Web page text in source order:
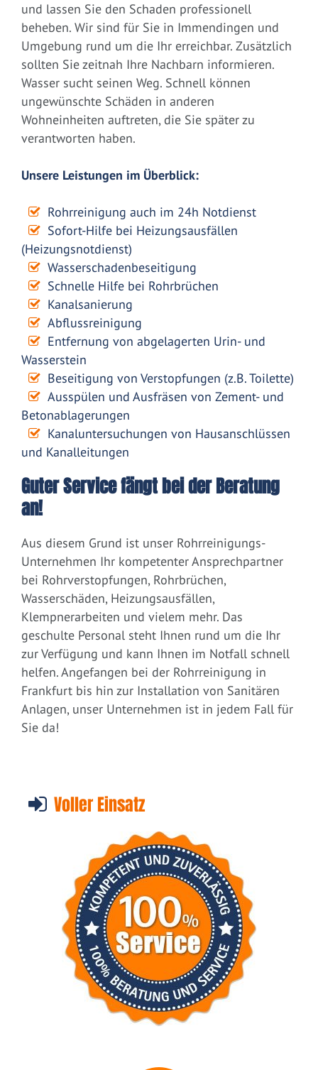
und lassen Sie den Schaden professionell
beheben. Wir sind für Sie in Immendingen und
Umgebung rund um die Ihr erreichbar. Zusätzlich
sollten Sie zeitnah Ihre Nachbarn informieren.
Wasser sucht seinen Weg. Schnell können
ungewünschte Schäden in anderen
Wohneinheiten auftreten, die Sie später zu
verantworten haben.
Unsere Leistungen im Überblick:
Rohrreinigung auch im 24h Notdienst
Sofort-Hilfe bei Heizungsausfällen
(Heizungsnotdienst)
Wasserschadenbeseitigung
Schnelle Hilfe bei Rohrbrüchen
Kanalsanierung
Abflussreinigung
Entfernung von abgelagerten Urin- und
Wasserstein
Beseitigung von Verstopfungen (z.B. Toilette)
Ausspülen und Ausfräsen von Zement- und
Betonablagerungen
Kanaluntersuchungen von Hausanschlüssen
und Kanalleitungen
Guter Service fängt bei der Beratung
an!
Aus diesem Grund ist unser Rohrreinigungs-
Unternehmen Ihr kompetenter Ansprechpartner
bei Rohrverstopfungen, Rohrbrüchen,
Wasserschäden, Heizungsausfällen,
Klempnerarbeiten und vielem mehr. Das
geschulte Personal steht Ihnen rund um die Ihr
zur Verfügung und kann Ihnen im Notfall schnell
helfen. Angefangen bei der Rohrreinigung in
Frankfurt bis hin zur Installation von Sanitären
Anlagen, unser Unternehmen ist in jedem Fall für
Sie da!
Voller Einsatz